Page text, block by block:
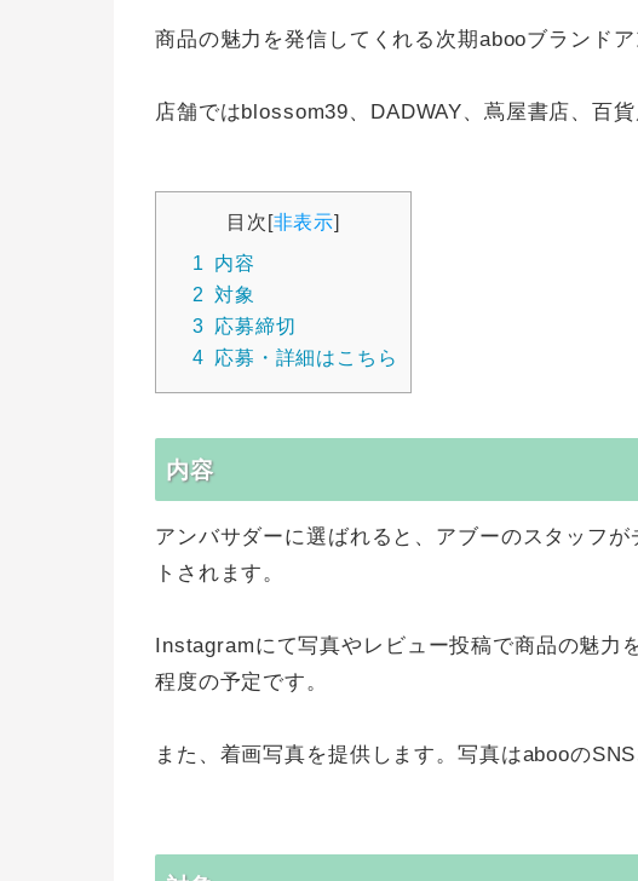
商品の魅力を発信してくれる次期abooブランド
店舗ではblossom39、DADWAY、蔦屋書店、百
目次[非表示]
1
内容
2 対象
3 応募締切
4 応募・詳細はこちら
内容
アンバサダーに選ばれると、アブーのスタッフ
トされます。
Instagramにて写真やレビュー投稿で商品の魅力
程度の予定です。
また、着画写真を提供します。写真はabooの